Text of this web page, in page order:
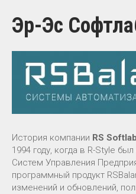
Эр-Эс
История компании RS
1994 году, когда в R-Style
Систем Управления
программный продукт
изменений и обновлений,